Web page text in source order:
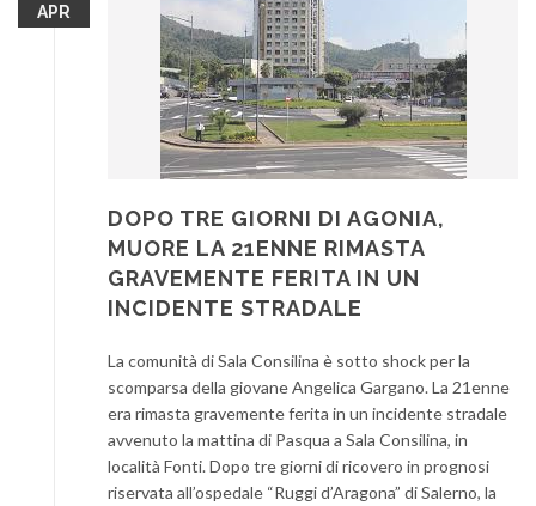
APR
DOPO TRE GIORNI DI AGONIA,
MUORE LA 21ENNE RIMASTA
GRAVEMENTE FERITA IN UN
INCIDENTE STRADALE
La comunità di Sala Consilina è sotto shock per la
scomparsa della giovane Angelica Gargano. La 21enne
era rimasta gravemente ferita in un incidente stradale
avvenuto la mattina di Pasqua a Sala Consilina, in
località Fonti. Dopo tre giorni di ricovero in prognosi
riservata all’ospedale “Ruggi d’Aragona” di Salerno, la